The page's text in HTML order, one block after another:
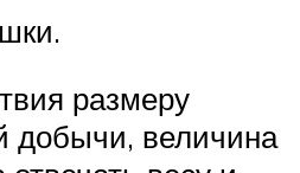
размеру
добычи, величина